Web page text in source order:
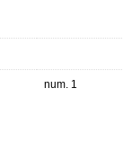
num. 1